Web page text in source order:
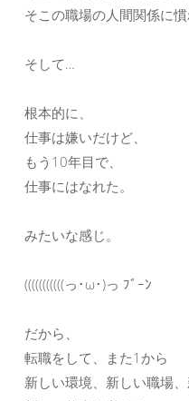
そこの職場の人間関係に
そして…
根本的に、
仕事は嫌いだけど、
もう10年目で、
仕事にはなれた。
みたいな感じ。
(((((((((((っ･ω･)っ ﾌﾞｰﾝ
だから、
転職をして、また1から
新しい環境、新しい職場、